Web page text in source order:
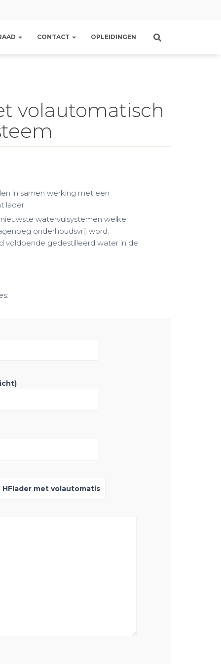
CONTACT OPLEIDINGEN
volautomatisch
in samen werking met een
lader
watervulsystemen welke
onderhoudsvrij word.
voldoende gedestilleerd water in de